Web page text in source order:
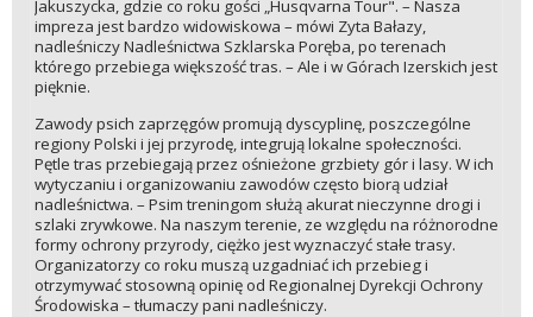
Jakuszycka, gdzie co roku gości „Husqvarna Tour". – Nasza
impreza jest bardzo widowiskowa – mówi Zyta Bałazy,
nadleśniczy Nadleśnictwa Szklarska Poręba, po terenach
którego przebiega większość tras. – Ale i w Górach Izerskich jest
pięknie.
Zawody psich zaprzęgów promują dyscyplinę, poszczególne
regiony Polski i jej przyrodę, integrują lokalne społeczności.
Pętle tras przebiegają przez ośnieżone grzbiety gór i lasy. W ich
wytyczaniu i organizowaniu zawodów często biorą udział
nadleśnictwa. – Psim treningom służą akurat nieczynne drogi i
szlaki zrywkowe. Na naszym terenie, ze względu na różnorodne
formy ochrony przyrody, ciężko jest wyznaczyć stałe trasy.
Organizatorzy co roku muszą uzgadniać ich przebieg i
otrzymywać stosowną opinię od Regionalnej Dyrekcji Ochrony
Środowiska – tłumaczy pani nadleśniczy.